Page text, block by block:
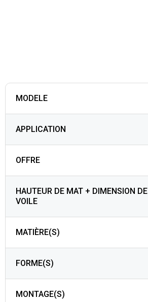
MODELE
APPLICATION
OFFRE
HAUTEUR DE MAT + DIMENSION DE
VOILE
MATIÈRE(S)
FORME(S)
MONTAGE(S)